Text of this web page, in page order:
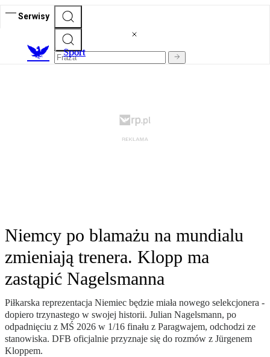
Serwisy
Sport
Niemcy po blamażu na mundialu
zmieniają trenera. Klopp ma
zastąpić Nagelsmanna
Piłkarska reprezentacja Niemiec będzie miała nowego selekcjonera -
dopiero trzynastego w swojej historii. Julian Nagelsmann, po
odpadnięciu z MŚ 2026 w 1/16 finału z Paragwajem, odchodzi ze
stanowiska. DFB oficjalnie przyznaje się do rozmów z Jürgenem
Kloppem.